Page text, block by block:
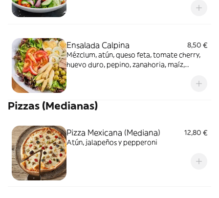
Ensalada Calpina
8,50 €
Mézclum, atún, queso feta, tomate cherry,
huevo duro, pepino, zanahoria, maíz,
Pizzas (Medianas)
Pizza Mexicana (Mediana)
12,80 €
Atún, jalapeños y pepperoni